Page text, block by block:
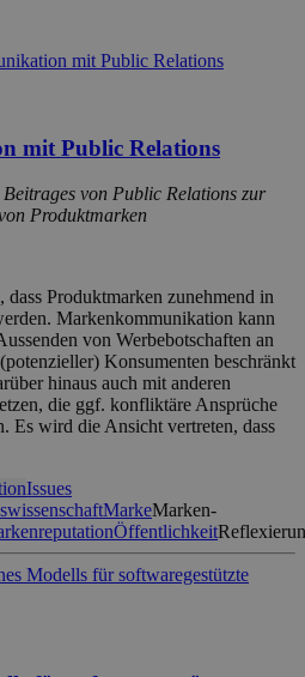
mit Public Relations
von Public Relations zur
Produktmarken
Produktmarken zunehmend in
Markenkommunikation kann
von Werbebotschaften an
Konsumenten beschränkt
hinaus auch mit anderen
die ggf. konfliktäre Ansprüche
Es wird die Ansicht vertreten, dass
Issues
MarkeMarken-
Öffentlichkeit